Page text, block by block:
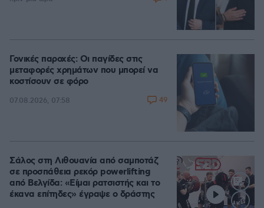
Γονικές παροχές: Οι παγίδες στις
μεταφορές χρημάτων που μπορεί να
κοστίσουν σε φόρο
07.08.2026, 07:58 49
Σάλος στη Λιθουανία από σαμποτάζ
σε προσπάθεια ρεκόρ powerlifting
από Βελγίδα: «Είμαι ρατσιστής και το
έκανα επίτηδες» έγραψε ο δράστης